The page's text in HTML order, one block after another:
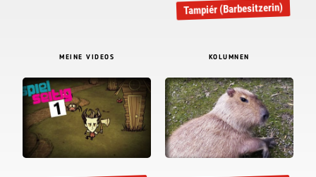
Tampiér (Barbesitzerin)
MEINE VIDEOS KOLUMNEN